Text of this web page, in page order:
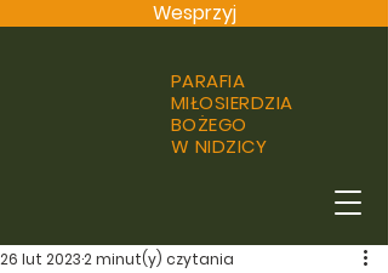
Wesprzyj
PARAFIA
MIŁOSIERDZIA
BOŻEGO
W NIDZICY
26 lut 20232 minut(y) czytania